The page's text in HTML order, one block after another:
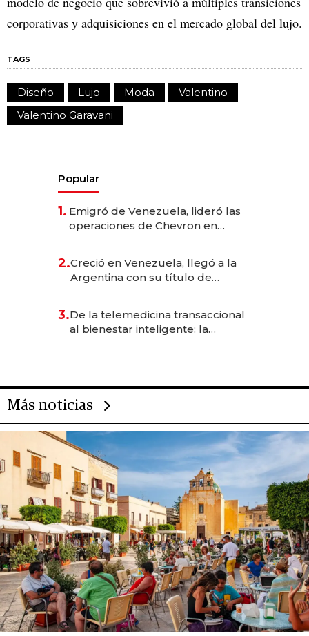
corporativas y adquisiciones en el mercado global del lujo.
TAGS
Diseño Lujo Moda
Valentino
Valentino Garavani
Popular
1. Emigró de Venezuela, lideró las
operaciones de Chevron en
2.Creció en Venezuela, llegó a la
Argentina con su título de
las marcas "fast premium"
3.De la telemedicina transaccional
al bienestar inteligente: la
Más noticias